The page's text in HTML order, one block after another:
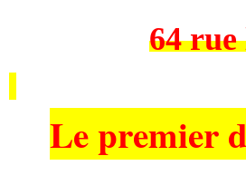
64 rue
Le premier